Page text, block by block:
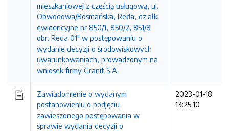
mieszkaniowej z częścią usługową, ul.
Obwodowa/Bosmańska, Reda, działki
ewidencyjne nr 850/1, 850/2, 851/8
obr. Reda 01" w postępowaniu o
wydanie decyzji o środowiskowych
uwarunkowaniach, prowadzonym na
wniosek firmy Granit S.A.
Zawiadomienie o wydanym
postanowieniu o podjęciu
zawieszonego postępowania w
sprawie wydania decyzji o
2023-01-18
13:25:10